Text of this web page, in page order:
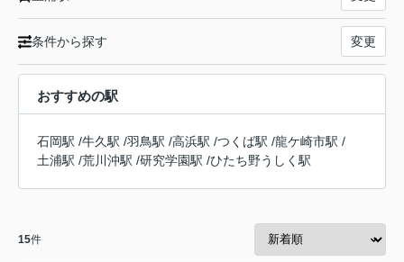
条件から探す 変更
おすすめの駅
石岡駅 /牛久駅 /羽鳥駅 /高浜駅 /つくば駅 /龍ケ崎市駅 /
土浦駅 /荒川沖駅 /研究学園駅 /ひたち野うしく駅
15件